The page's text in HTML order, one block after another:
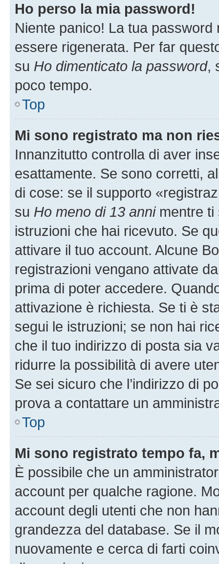
Ho perso la mia password!
Niente panico! La tua
essere rigenerata. Per far
su Ho dimenticato la password,
poco tempo.
Top
Mi sono registrato ma non
Innanzitutto controlla di aver
esattamente. Se sono corretti,
di cose: se il supporto
su Ho meno di 13 annimentre ti
istruzioni che hai ricevuto. Se
attivare il tuo account. Alcune
registrazioni vengano attivate
prima di poter accedere.
attivazione è richiesta. Se ti è
segui le istruzioni; se non hai
che il tuo indirizzo di posta sia
ridurre la possibilità di avere
Se sei sicuro che l’indirizzo di
prova a contattare un
Top
Mi sono registrato tempo fa,
È possibile che un
account per qualche ragione.
account degli utenti che non
grandezza del database. Se il
nuovamente e cerca di farti